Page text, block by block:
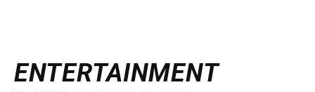
ENTERTAINMENT